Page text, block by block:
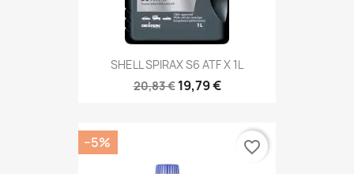
SHELL SPIRAX S6 ATF X 1L
20,83 € 19,79 €
−5% favorite_border